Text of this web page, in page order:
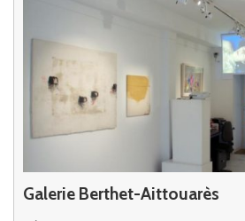
Galerie Berthet-Aittouarès